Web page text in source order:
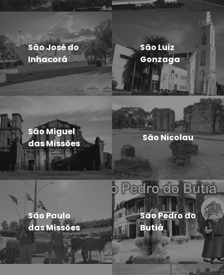
São José do
Inhacorá
São Luiz
Gonzaga
São Miguel
das Missões
São Nicolau
São Paulo
das Missões
São Pedro do
Butiá